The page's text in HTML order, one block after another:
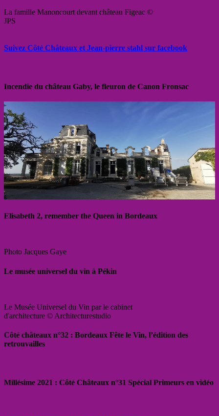
La famille Manoncourt devant château Figeac ©
JPS
Suivez Côté Châteaux et Jean-pierre stahl sur facebook
Incendie du château Gaby, le fleuron de Canon Fronsac
Elisabeth 2, remember the Queen in Bordeaux
Photo Jacques Gaye
Le musée universel du vin à Pékin
Le Musée Universel du Vin par le cabinet
d'architecture © Architecturestudio
Côté châteaux n°32 : Bordeaux Fête le Vin, l’édition des
retrouvailles
Millésime 2021 : Côté Châteaux n°31 Spécial Primeurs en vidéo